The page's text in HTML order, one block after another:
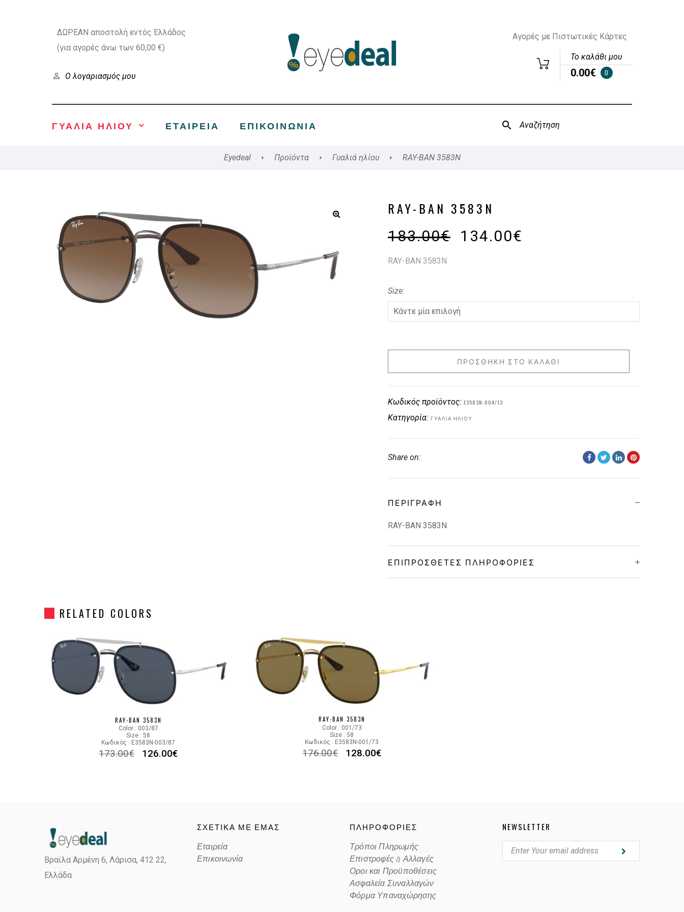
ΔΩΡΕΑΝ αποστολή εντός Ελλάδος
(για αγορές άνω των 60,00 €)
Ο λογαριασμός μου
Αγορές με Πιστωτικές Κάρτες
Το καλάθι μου
0.00€ 0
ΓΥΑΛΙΑ ΗΛΙΟΥ ΕΤΑΙΡΕΊΑ ΕΠΙΚΟΙΝΩΝΊΑ
Eyedeal Προϊόντα Γυαλιά ηλίου RAY-BAN 3583N
RAY-BAN 3583N
183.00€ 134.00€
RAY-BAN 3583N
Size
ΠΡΟΣΘΉΚΗ ΣΤΟ ΚΑΛΆΘΙ
Κωδικός προϊόντος: E3583N-004/13
Κατηγορία: ΓΥΑΛΙΆ ΗΛΊΟΥ
Share on:
ΠΕΡΙΓΡΑΦΉ
RAY-BAN 3583N
ΕΠΙΠΡΌΣΘΕΤΕΣ ΠΛΗΡΟΦΟΡΊΕΣ
Lens Color
RELATED COLORS
RAY-BAN 3583N
Color : 003/87
Size : 58
Κωδικός : E3583N-003/87
173.00€ 126.00€
RAY-BAN 3583N
Color : 001/73
Size : 58
Κωδικός : E3583N-001/73
176.00€ 128.00€
Βραϊλα Αρμένη 6, Λάρισα, 412 22,
Ελλάδα
ΣΧΕΤΙΚΑ ΜΕ ΕΜΑΣ
Εταιρεία
Επικοινωνία
ΠΛΗΡΟΦΟΡΙΕΣ
Τρόποι Πληρωμής
Επιστροφές & Αλλαγές
Οροι και Προϋποθέσεις
Ασφαλεία Συναλλαγών
Φόρμα Υπαναχώρησης
NEWSLETTER